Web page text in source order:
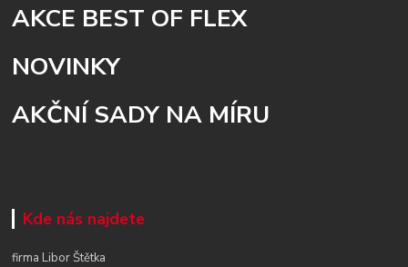
AKCE BEST OF FLEX
NOVINKY
AKČNÍ SADY NA MÍRU
Kde nás najdete
firma Libor Štětka